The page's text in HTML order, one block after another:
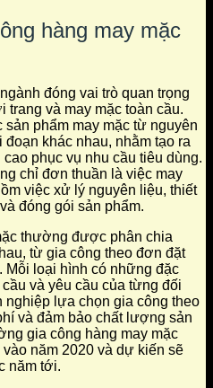
hàng may mặc
đóng vai trò quan trọng
trang và may mặc toàn cầu.
phẩm may mặc từ nguyên
đoạn khác nhau, nhằm tạo ra
phục vụ nhu cầu tiêu dùng.
chỉ đơn thuần là việc may
việc xử lý nguyên liệu, thiết
đóng gói sản phẩm.
thường được phân chia
từ gia công theo đơn đặt
Mỗi loại hình có những đặc
và yêu cầu của từng đối
nghiệp lựa chọn gia công theo
và đảm bảo chất lượng sản
gia công hàng may mặc
năm 2020 và dự kiến sẽ
năm tới.